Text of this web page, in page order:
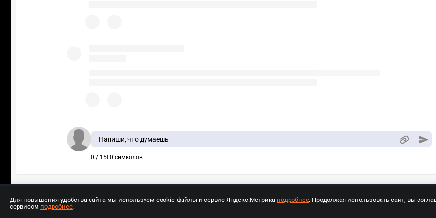
Напиши, что думаешь
0 / 1500 символов
Для повышения удобства сайта мы используем cookie-файлы и сервис Яндекс.Метрика подробнее. Продолжая использовать сайт, вы
сервисом подробнее.